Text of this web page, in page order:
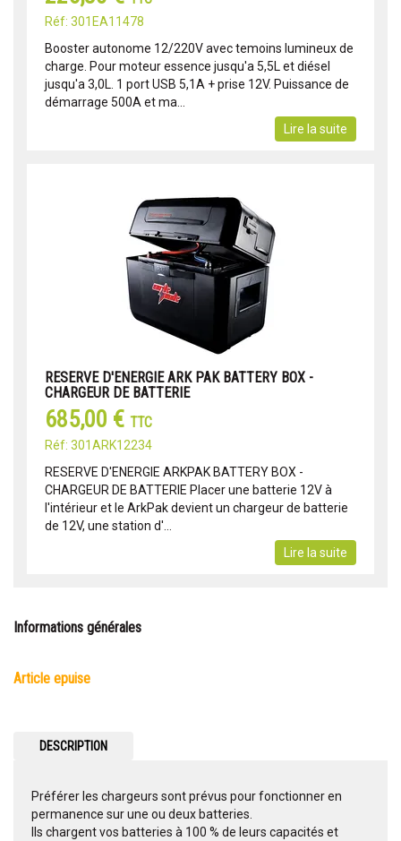
Réf: 301EA11478
Booster autonome 12/220V avec temoins lumineux de
charge. Pour moteur essence jusqu'a 5,5L et diésel
jusqu'a 3,0L. 1 port USB 5,1A + prise 12V. Puissance de
démarrage 500A et ma...
Lire la suite
RESERVE D'ENERGIE ARK PAK BATTERY BOX -
CHARGEUR DE BATTERIE
685,00 € TTC
Réf: 301ARK12234
RESERVE D'ENERGIE ARKPAK BATTERY BOX -
CHARGEUR DE BATTERIE Placer une batterie 12V à
l'intérieur et le ArkPak devient un chargeur de batterie
de 12V, une station d'...
Lire la suite
Informations générales
article epuise
DESCRIPTION
Préférer les chargeurs sont prévus pour fonctionner en
permanence sur une ou deux batteries.
Ils chargent vos batteries à 100 % de leurs capacités et